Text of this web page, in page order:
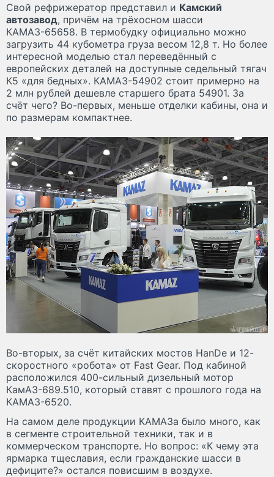
Свой рефрижератор представил и Камский
автозавод, причём на трёхосном шасси
КАМАЗ-65658. В термобудку официально можно
загрузить 44 кубометра груза весом 12,8 т. Но более
интересной моделью стал переведённый с
европейских деталей на доступные седельный тягач
К5 «для бедных». КАМАЗ-54902 стоит примерно на
2 млн рублей дешевле старшего брата 54901. За
счёт чего? Во-первых, меньше отделки кабины, она и
по размерам компактнее.
Во-вторых, за счёт китайских мостов HanDe и 12-
скоростного «робота» от Fast Gear. Под кабиной
расположился 400-сильный дизельный мотор
КамАЗ-689.510, который ставят с прошлого года на
КАМАЗ-6520.
На самом деле продукции КАМАЗа было много, как
в сегменте строительной техники, так и в
коммерческом транспорте. Но вопрос: «К чему эта
ярмарка тщеславия, если гражданские шасси в
дефиците?» остался повисшим в воздухе.